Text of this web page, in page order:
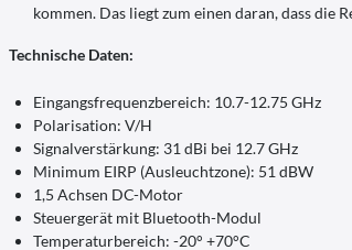
kommen. Das liegt zum einen daran, dass die
Technische Daten:
Eingangsfrequenzbereich: 10.7-12.75 GHz
Polarisation: V/H
Signalverstärkung: 31 dBi bei 12.7 GHz
Minimum EIRP (Ausleuchtzone): 51 dBW
1,5 Achsen DC-Motor
Steuergerät mit Bluetooth-Modul
Temperaturbereich: -20° +70°C